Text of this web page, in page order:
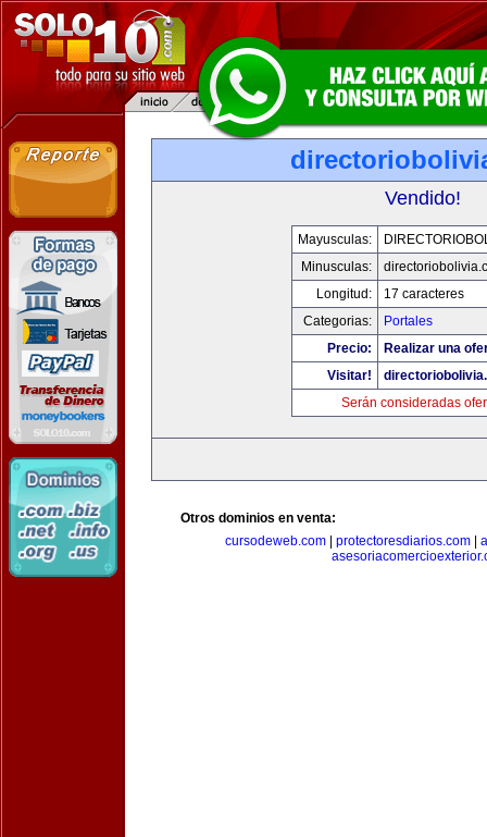
Vendido!
Mayusculas:
Minusculas:
Longitud:
17 caracteres
Categorias:
Portales
Precio:
Realizar una
Visitar!
Serán consideradas
Otros dominios en venta:
cursodeweb.com
protectoresdiarios.com